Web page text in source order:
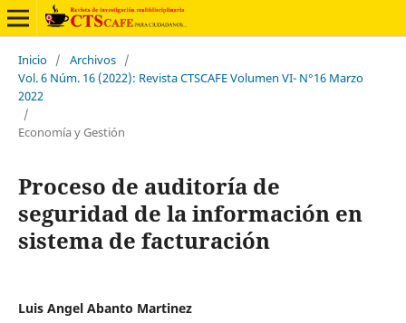
Inicio / Archivos /
Vol. 6 Núm. 16 (2022): Revista CTSCAFE Volumen VI- N°16 Marzo
2022
/
Economía y Gestión
Proceso de auditoría de
seguridad de la información en
sistema de facturación
Luis Angel Abanto Martinez